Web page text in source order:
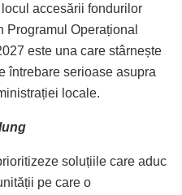
accesării fondurilor
Operațional
este una care stârnește
întrebare serioase asupra
locale.
soluțiile care aduc
pe care o